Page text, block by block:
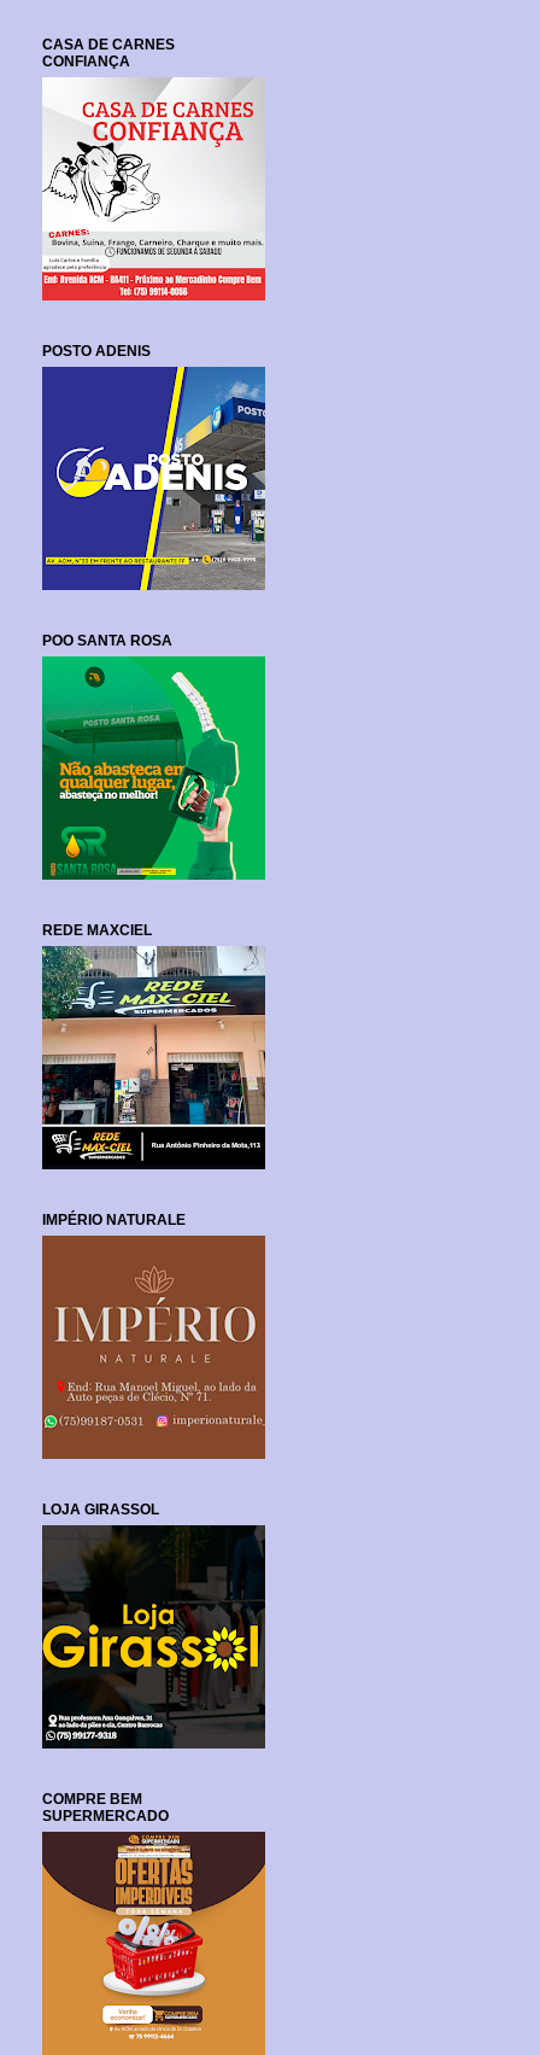
CASA DE CARNES
CONFIANÇA
POSTO ADENIS
POO SANTA ROSA
REDE MAXCIEL
IMPÉRIO NATURALE
LOJA GIRASSOL
COMPRE BEM
SUPERMERCADO